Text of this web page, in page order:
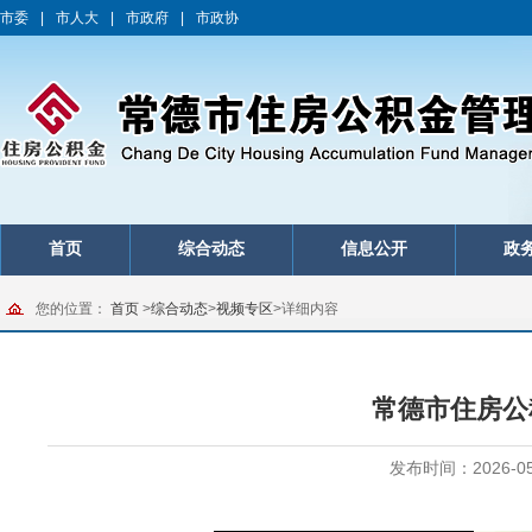
市委 市人大 市政府 市政协
首页 综合动态 信息公开 政
您的位置： 首页 >综合动态>视频专区>详细内容
常德市住房
发布时间：2026-